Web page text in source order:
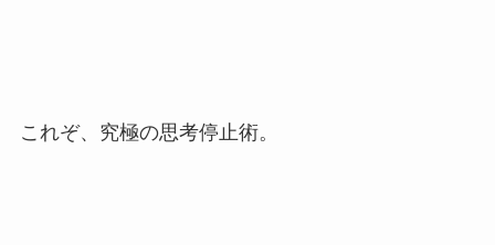
これぞ、究極の思考停止術。